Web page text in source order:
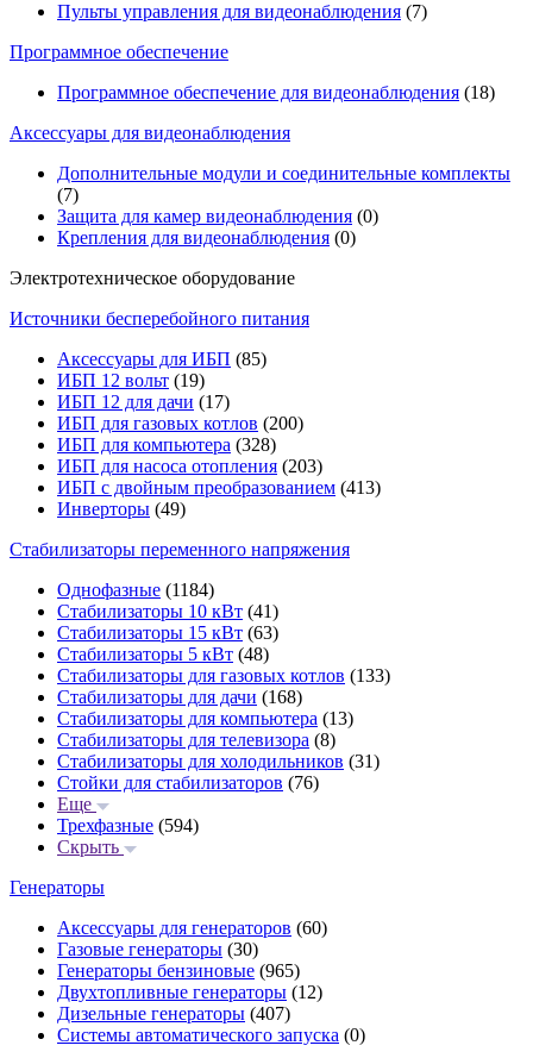
Пульты управления для видеонаблюдения (7)
Программное обеспечение
Программное обеспечение для видеонаблюдения (18)
Аксессуары для видеонаблюдения
Дополнительные модули и соединительные комплекты
(7)
Защита для камер видеонаблюдения (0)
Крепления для видеонаблюдения (0)
Электротехническое оборудование
Источники бесперебойного питания
Аксессуары для ИБП (85)
ИБП 12 вольт (19)
ИБП 12 для дачи (17)
ИБП для газовых котлов (200)
ИБП для компьютера (328)
ИБП для насоса отопления (203)
ИБП с двойным преобразованием (413)
Инверторы (49)
Стабилизаторы переменного напряжения
Однофазные (1184)
Стабилизаторы 10 кВт (41)
Стабилизаторы 15 кВт (63)
Стабилизаторы 5 кВт (48)
Стабилизаторы для газовых котлов (133)
Стабилизаторы для дачи (168)
Стабилизаторы для компьютера (13)
Стабилизаторы для телевизора (8)
Стабилизаторы для холодильников (31)
Стойки для стабилизаторов (76)
Еще
Трехфазные (594)
Скрыть
Генераторы
Аксессуары для генераторов (60)
Газовые генераторы (30)
Генераторы бензиновые (965)
Двухтопливные генераторы (12)
Дизельные генераторы (407)
Системы автоматического запуска (0)